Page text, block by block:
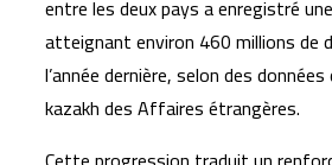
entre les deux pays a enregistré
atteignant environ 460 millions de
l’année dernière, selon des
kazakh des Affaires étrangères.